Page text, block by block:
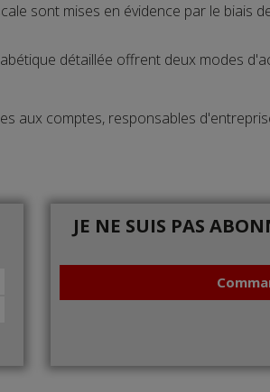
sont mises en évidence par le biais
détaillée offrent deux modes
aux comptes, responsables
JE NE SUIS PAS